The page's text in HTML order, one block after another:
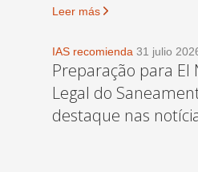
Leer más
IAS recomienda 31 julio
Preparação para El
Legal do
destaque nas